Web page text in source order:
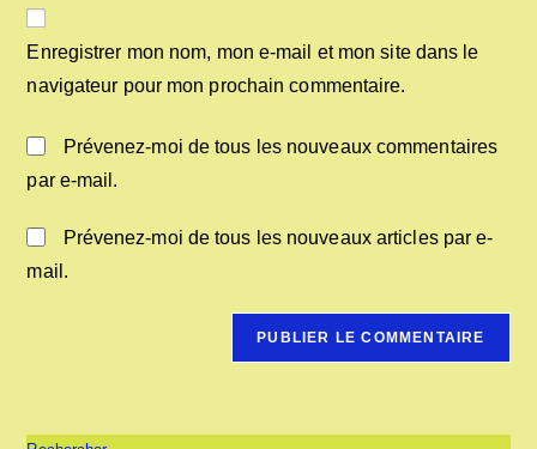
Enregistrer mon nom, mon e-mail et mon site dans le
navigateur pour mon prochain commentaire.
Prévenez-moi de tous les nouveaux commentaires
par e-mail.
Prévenez-moi de tous les nouveaux articles par e-
mail.